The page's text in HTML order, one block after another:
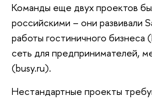
Команды еще двух проектов
российскими – они развивали
работы гостиничного бизнеса
сеть для предпринимателей,
(busy.ru).
Нестандартные проекты